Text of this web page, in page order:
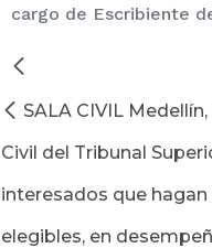
cargo de Escribiente
SALA CIVIL
Civil del Tribunal
interesados que
elegibles, en